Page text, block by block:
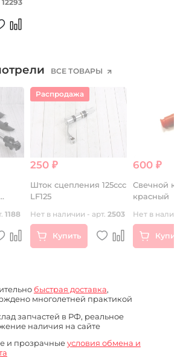
12293
ВСЕ ТОВАРЫ
1188
Распродажа
250 ₽
Шток сцепления 125ссс
LF125
Нет в наличии - арт. 2503
Купить
600 ₽
Свечной
красный
Нет в
Купить
быстрая доставка,
многолетней практикой
запчастей в РФ, реальное
наличия на сайте
и прозрачныеусловия обмена и